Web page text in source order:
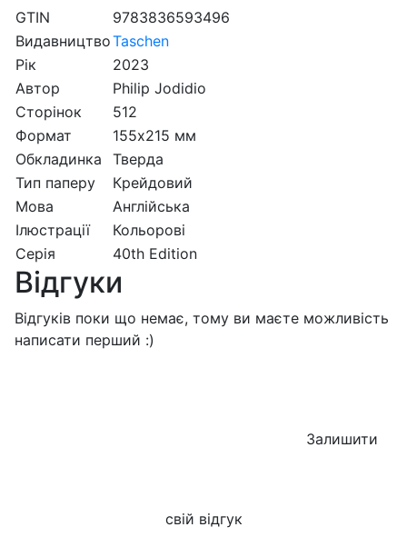
GTIN
9783836593496
ВидавництвоTaschen
Рік
2023
Автор
Philip Jodidio
Сторінок
512
Формат
155х215 мм
Обкладинка
Тверда
Тип паперу
Крейдовий
Мова
Англійська
Ілюстрації
Кольорові
Серія
40th Edition
Відгуки
Відгуків поки що немає, тому ви маєте можливість
написати перший :)
Залишити
свій відгук